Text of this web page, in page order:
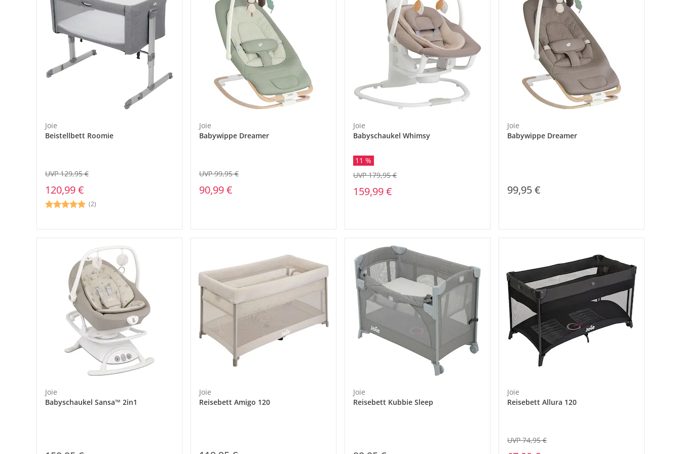
Joie
Beistellbett Roomie
120,99 €
UVP 129,95 €
(2)
Joie
Babywippe Dreamer
90,99 €
UVP 99,95 €
Joie
Babyschaukel Whimsy
11 %
159,99 €
UVP 179,95 €
Joie
Babywippe Dreamer
99,95 €
Joie
Babyschaukel Sansa™ 2in1
Joie
Reisebett Amigo 120
Joie
Reisebett Kubbie Sleep
Joie
Reisebett Allura 120
UVP 74,95 €